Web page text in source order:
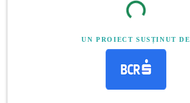
UN PROIECT SUSȚINUT DE